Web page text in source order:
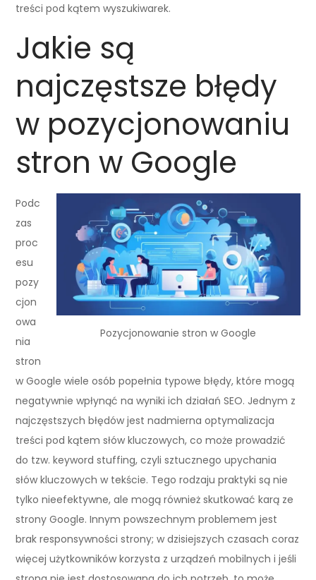
treści pod kątem wyszukiwarek.
Jakie są
najczęstsze błędy
w pozycjonowaniu
stron w Google
Pozycjonowanie stron w Google
Podc
zas
proc
esu
pozy
cjon
owa
nia
stron
w Google wiele osób popełnia typowe błędy, które mogą
negatywnie wpłynąć na wyniki ich działań SEO. Jednym z
najczęstszych błędów jest nadmierna optymalizacja
treści pod kątem słów kluczowych, co może prowadzić
do tzw. keyword stuffing, czyli sztucznego upychania
słów kluczowych w tekście. Tego rodzaju praktyki są nie
tylko nieefektywne, ale mogą również skutkować karą ze
strony Google. Innym powszechnym problemem jest
brak responsywności strony; w dzisiejszych czasach coraz
więcej użytkowników korzysta z urządzeń mobilnych i jeśli